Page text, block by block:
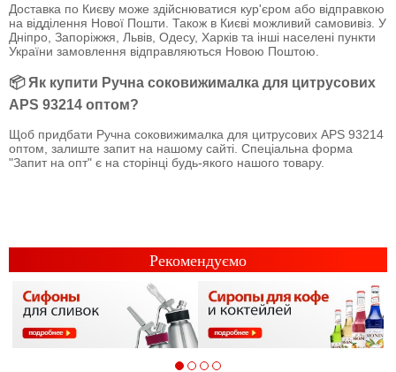
Доставка по Києву може здійснюватися кур'єром або відправкою
на відділення Нової Пошти. Також в Києві можливий самовивіз. У
Дніпро, Запоріжжя, Львів, Одесу, Харків та інші населені пункти
України замовлення відправляються Новою Поштою.
📦 Як купити Ручна соковижималка для цитрусових
APS 93214 оптом?
Щоб придбати Ручна соковижималка для цитрусових APS 93214
оптом, залиште запит на нашому сайті. Спеціальна форма
"Запит на опт" є на сторінці будь-якого нашого товару.
Рекомендуємо